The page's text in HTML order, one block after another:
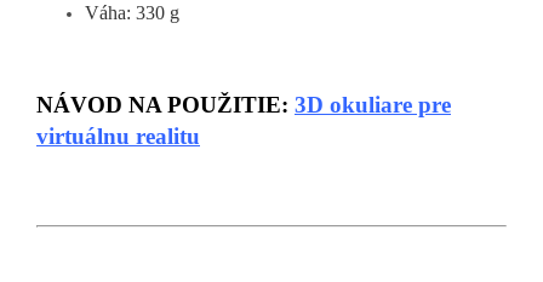
Váha: 330 g
NÁVOD NA POUŽITIE: 3D okuliare pre
virtuálnu realitu